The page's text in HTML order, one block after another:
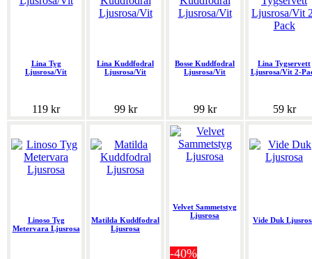
Lina Tyg
Ljusrosa/Vit
119 kr
Lina Kuddfodral
Ljusrosa/Vit
99 kr
Bosse Kuddfodral
Ljusrosa/Vit
99 kr
Lina Tygservett
Ljusrosa/Vit 2-
59 kr
Linoso Tyg
Metervara Ljusrosa
Matilda Kuddfodral
Ljusrosa
Velvet Sammetstyg
Ljusrosa
-40%
Vide Duk